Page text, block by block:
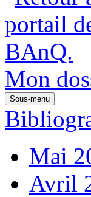
Mon
Sous-menu
Mai
Avril